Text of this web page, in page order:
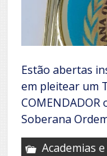
Estão abertas
em pleitear um
COMENDADOR
Soberana
Academias